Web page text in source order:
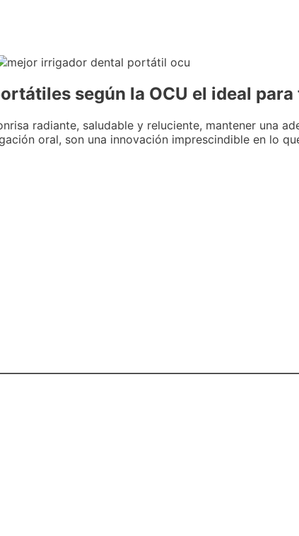
según la OCU el ideal para
radiante, saludable y reluciente, mantener una
oral, son una innovación imprescindible en lo